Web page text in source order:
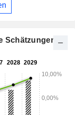
Schätzungen